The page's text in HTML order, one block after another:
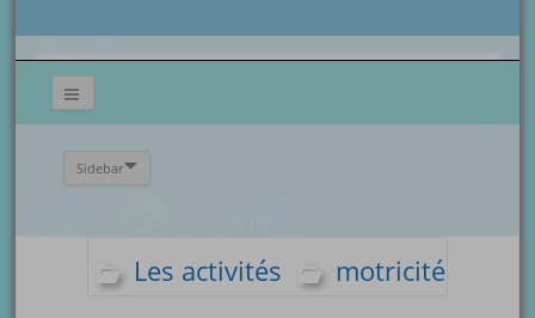
Sidebar
Les activités motricité